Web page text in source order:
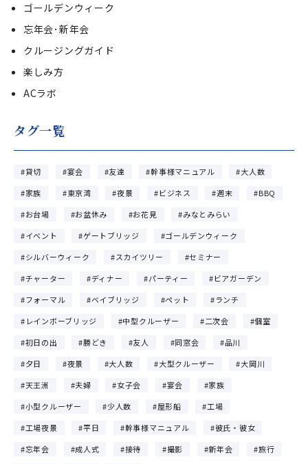
ゴールデンウィーク
忘年会･新年会
クルージングガイド
楽しみ方
ACラボ
タグ一覧
貸切 宴会 友達 幹事様マニュアル
大人数
家族
東京湾 夜景 ビジネス 週末
BBQ
お台場
お盆休み お花見
みなとみらい
イベント
ゲートブリッジ
ゴールデンウィーク
シルバーウィーク
スカイツリー
セミナー
チャーター
ディナー パーティー
ビアガーデン
フォーマル
ベイブリッジ ペット
ランチ
レインボーブリッジ
中型クルーザー 二次会
個室
初日の出
勝どき 友人 同窓会
品川
夕日
夜景 大人数 大型クルーザー
大岡川
天王洲
夫婦 女子会 宴会
家族
小型クルーザー
少人数 屋形船
工場
工場夜景
平日 幹事様マニュアル
彼氏・彼女
忘年会
成人式 接待 撮影 新年会
旅行